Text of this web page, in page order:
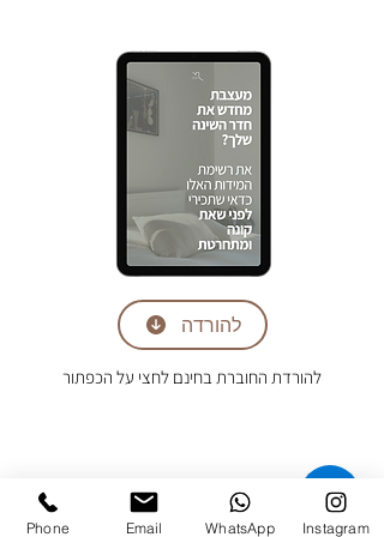
♿
להורדה
להורדת החוברת בחינם לחצי על הכפתור
Phone Email WhatsApp Instagram